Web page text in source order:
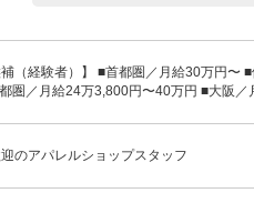
補（経験者）】 ■首都圏／月給30万円〜
圏／月給24万3,800円〜40万円 ■大阪／
のアパレルショップスタッフ